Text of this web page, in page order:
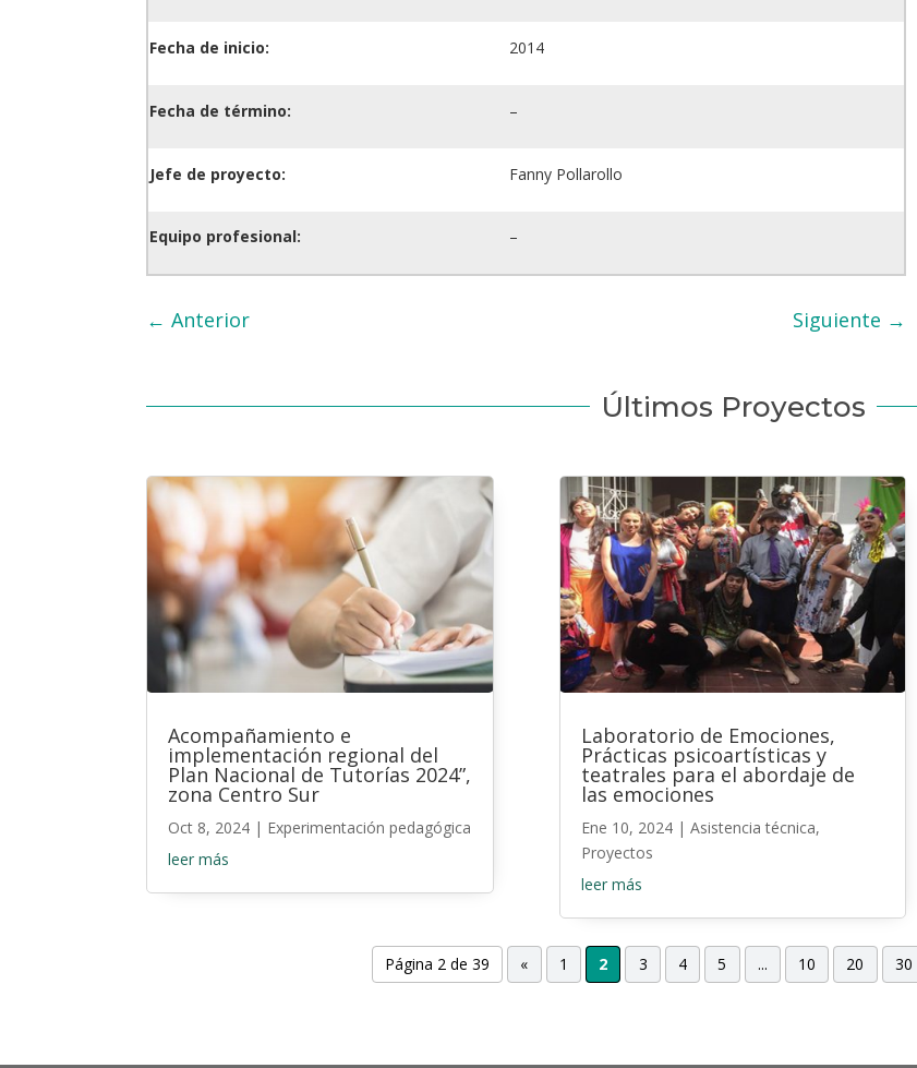
Fecha de inicio: 2014
Fecha de término: –
Jefe de proyecto: Fanny Pollarollo
Equipo profesional: –
←Anterior Siguiente →
Últimos Proyectos
Acompañamiento e
implementación regional del
Plan Nacional de Tutorías 2024”,
zona Centro Sur
Oct 8, 2024 | Experimentación pedagógica
leer más
Laboratorio de Emociones,
Prácticas psicoartísticas y
teatrales para el abordaje de
las emociones
Ene 10, 2024| Asistencia técnica,
Proyectos
leer más
Página 2 de 39 « 1 2 3 4 5 ... 10 20 30